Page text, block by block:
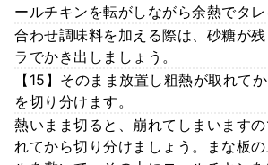
ールチキンを転がしながら余熱でタレ
合わせ調味料を加える際は、砂糖が
ラでかき出しましょう。
【15】そのまま放置し粗熱が取れて
を切り分けます。
熱いまま切ると、崩れてしまいます
れてから切り分けましょう。まな板